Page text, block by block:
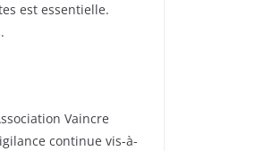
est essentielle.
Vaincre
continue vis-à-